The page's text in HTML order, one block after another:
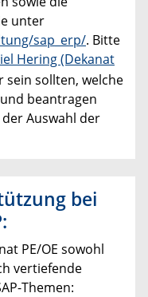
unter
sap_erp/. Bitte
Hering (Dekanat
sein sollten, welche
beantragen
Auswahl der
bei
PE/OE sowohl
vertiefende
Themen: